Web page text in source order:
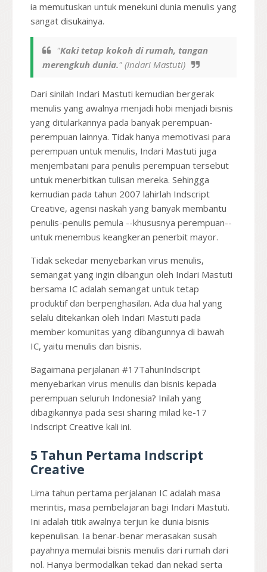
ia memutuskan untuk menekuni dunia menulis yang
sangat disukainya.
"Kaki tetap kokoh di rumah, tangan
merengkuh dunia." (Indari Mastuti)
Dari sinilah Indari Mastuti kemudian bergerak
menulis yang awalnya menjadi hobi menjadi bisnis
yang ditularkannya pada banyak perempuan-
perempuan lainnya. Tidak hanya memotivasi para
perempuan untuk menulis, Indari Mastuti juga
menjembatani para penulis perempuan tersebut
untuk menerbitkan tulisan mereka. Sehingga
kemudian pada tahun 2007 lahirlah Indscript
Creative, agensi naskah yang banyak membantu
penulis-penulis pemula --khususnya perempuan--
untuk menembus keangkeran penerbit mayor.
Tidak sekedar menyebarkan virus menulis,
semangat yang ingin dibangun oleh Indari Mastuti
bersama IC adalah semangat untuk tetap
produktif dan berpenghasilan. Ada dua hal yang
selalu ditekankan oleh Indari Mastuti pada
member komunitas yang dibangunnya di bawah
IC, yaitu menulis dan bisnis.
Bagaimana perjalanan #17TahunIndscript
menyebarkan virus menulis dan bisnis kepada
perempuan seluruh Indonesia? Inilah yang
dibagikannya pada sesi sharing milad ke-17
Indscript Creative kali ini.
5 Tahun Pertama Indscript
Creative
Lima tahun pertama perjalanan IC adalah masa
merintis, masa pembelajaran bagi Indari Mastuti.
Ini adalah titik awalnya terjun ke dunia bisnis
kepenulisan. Ia benar-benar merasakan susah
payahnya memulai bisnis menulis dari rumah dari
nol. Hanya bermodalkan tekad dan nekad serta